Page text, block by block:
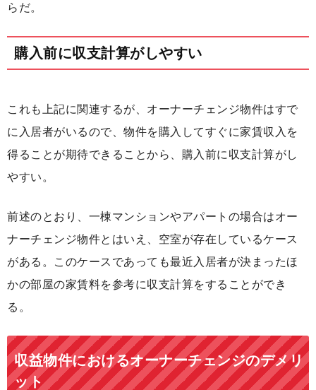
らだ。
購入前に収支計算がしやすい
これも上記に関連するが、オーナーチェンジ物件はすで
に入居者がいるので、物件を購入してすぐに家賃収入を
得ることが期待できることから、購入前に収支計算がし
やすい。
前述のとおり、一棟マンションやアパートの場合はオー
ナーチェンジ物件とはいえ、空室が存在しているケース
がある。このケースであっても最近入居者が決まったほ
かの部屋の家賃料を参考に収支計算をすることができ
る。
収益物件におけるオーナーチェンジのデメリ
ット